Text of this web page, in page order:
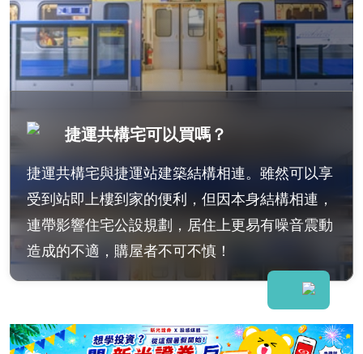
捷運共構宅可以買嗎？
捷運共構宅與捷運站建築結構相連。雖然可以享
受到站即上樓到家的便利，但因本身結構相連，
連帶影響住宅公設規劃，居住上更易有噪音震動
造成的不適，購屋者不可不慎！